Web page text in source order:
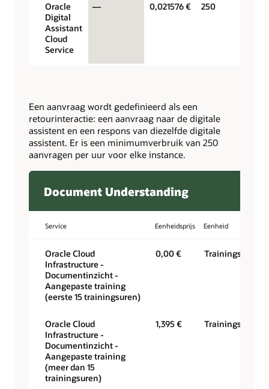
Oracle
Digital
Assistant
Cloud
Service
— 0,021576 € 250
Een aanvraag wordt gedefinieerd als een
retourinteractie: een aanvraag naar de digitale
assistent en een respons van diezelfde digitale
assistent. Er is een minimumverbruik van 250
aanvragen per uur voor elke instance.
Document Understanding
Service Eenheidsprijs Eenheid
Oracle Cloud
Infrastructure -
Documentinzicht -
Aangepaste training
(eerste 15 trainingsuren)
0,00 € Trainingsuur
Oracle Cloud
Infrastructure -
Documentinzicht -
Aangepaste training
(meer dan 15
trainingsuren)
1,395 € Trainingsuur